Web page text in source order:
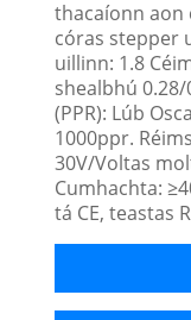
thacaíonn aon
córas stepper
uillinn: 1.8
shealbhú
(PPR): Lúb
1000ppr.
30V/Voltas
Cumhachta:
tá CE, teastas